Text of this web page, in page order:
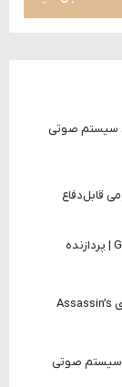
سیستم صوتی
بنچیمو: بررسی لپ‌تاپ Gigabyte Gaming A16 | پردازنده
همه کارکنان یوبیسافت دوست دارند روی بازی Assassin’s
سیستم صوتی